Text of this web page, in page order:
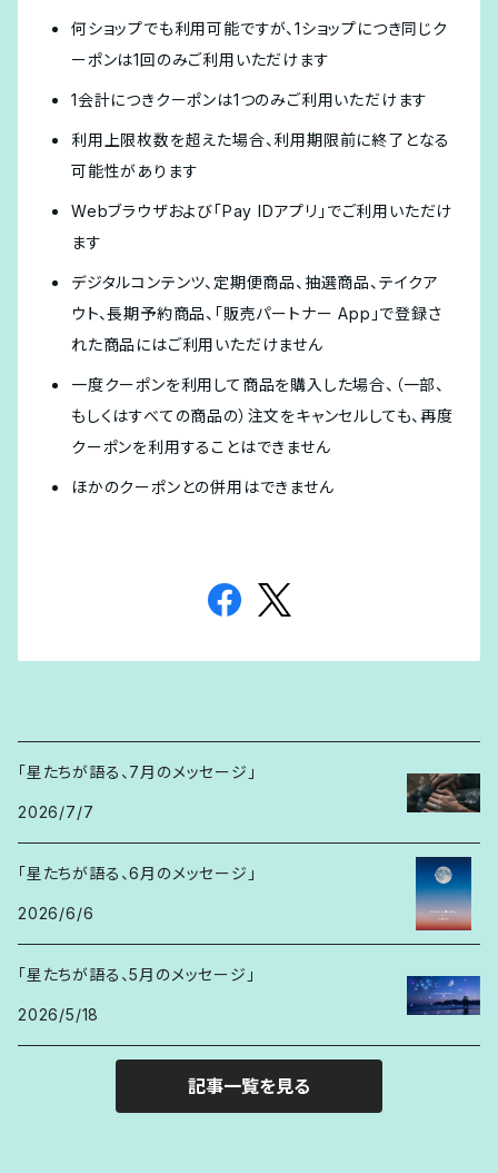
何ショップでも利用可能ですが、1ショップにつき同じク
ーポンは1回のみご利用いただけます
1会計につきクーポンは1つのみご利用いただけます
利用上限枚数を超えた場合、利用期限前に終了となる
可能性があります
Webブラウザおよび「Pay IDアプリ」でご利用いただけ
ます
デジタルコンテンツ、定期便商品、抽選商品、テイクア
ウト、長期予約商品、「販売パートナー App」で登録さ
れた商品にはご利用いただけません
一度クーポンを利用して商品を購入した場合、（一部、
もしくはすべての商品の）注文をキャンセルしても、再度
クーポンを利用することはできません
ほかのクーポンとの併用はできません
「星たちが語る、7月のメッセージ」
2026/7/7
「星たちが語る、6月のメッセージ」
2026/6/6
「星たちが語る、5月のメッセージ」
2026/5/18
記事一覧を見る